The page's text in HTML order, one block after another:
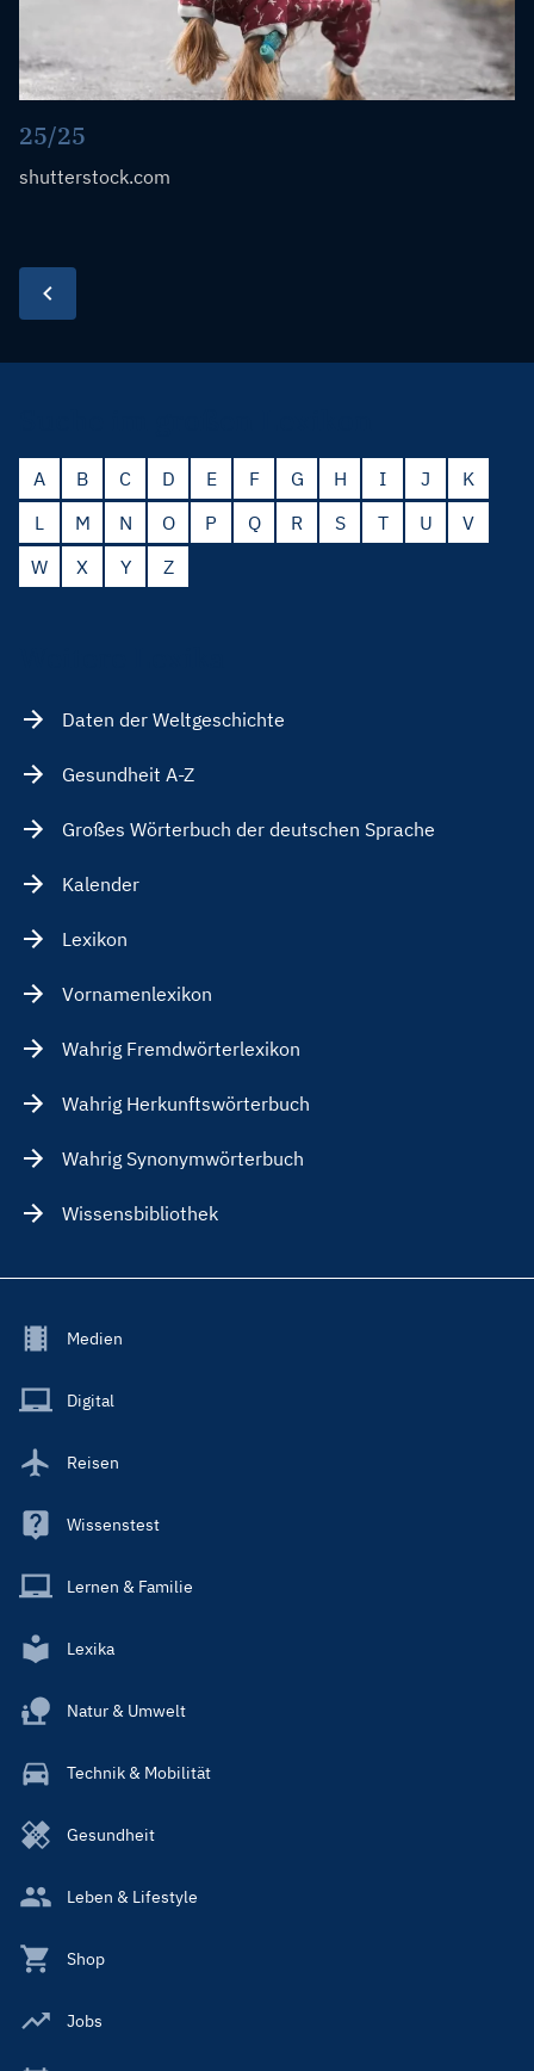
25/25
shutterstock.com
A B C D E F G H I J
K
L
M N O P Q R S T U
V
W
X Y Z
Daten der Weltgeschichte
Gesundheit A-Z
Großes Wörterbuch der deutschen Sprache
Kalender
Lexikon
Vornamenlexikon
Wahrig Fremdwörterlexikon
Wahrig Herkunftswörterbuch
Wahrig Synonymwörterbuch
Wissensbibliothek
Footer
Main
Medien
Digital
Reisen
Wissenstest
Lernen & Familie
Lexika
Natur & Umwelt
Technik & Mobilität
Gesundheit
Leben & Lifestyle
Shop
Jobs